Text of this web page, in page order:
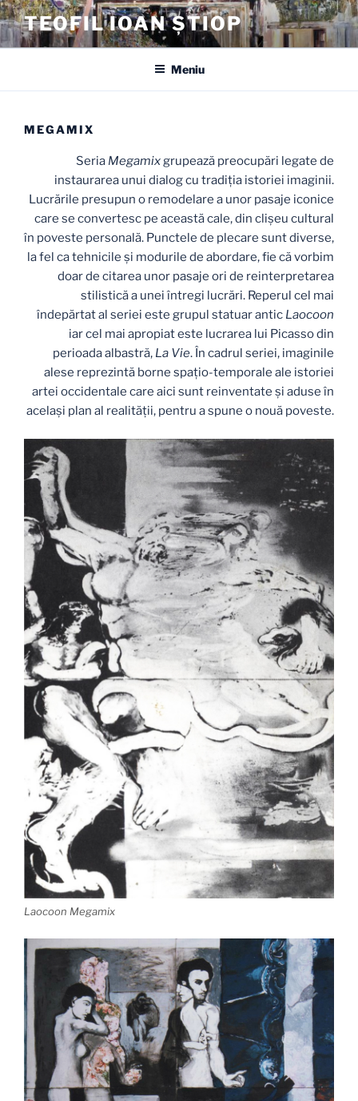
Sari
la
conținut
TEOFIL IOAN ȘTIOP
Meniu
MEGAMIX
Seria Megamixgrupează preocupări legate de
instaurarea unui dialog cu tradiția istoriei imaginii.
Lucrările presupun o remodelare a unor pasaje iconice
care se convertesc pe această cale, din clișeu cultural
în poveste personală. Punctele de plecare sunt diverse,
la fel ca tehnicile și modurile de abordare, fie că vorbim
doar de citarea unor pasaje ori de reinterpretarea
stilistică a unei întregi lucrări. Reperul cel mai
îndepărtat al seriei este grupul statuar antic Laocoon
iar cel mai apropiat este lucrarea lui Picasso din
perioada albastră, La Vie. În cadrul seriei, imaginile
alese reprezintă borne spațio-temporale ale istoriei
artei occidentale care aici sunt reinventate și aduse în
același plan al realității, pentru a spune o nouă poveste.
Laocoon Megamix